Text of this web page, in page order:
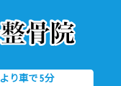
り車で5分